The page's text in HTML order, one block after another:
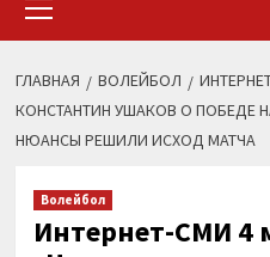
меню
ГЛАВНАЯ ВОЛЕЙБОЛ
КОНСТАНТИН УШАКОВ О ПОБЕДЕ
НЮАНСЫ РЕШИЛИ ИСХОД МАТЧА
Волейбол
Интернет-СМИ 4